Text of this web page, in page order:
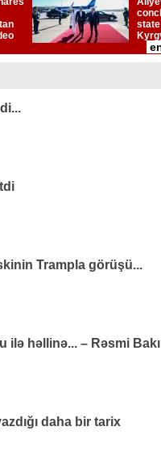
Trampla görüşü...
ilə həllinə... – Rəsmi Bakı
daha bir tarix